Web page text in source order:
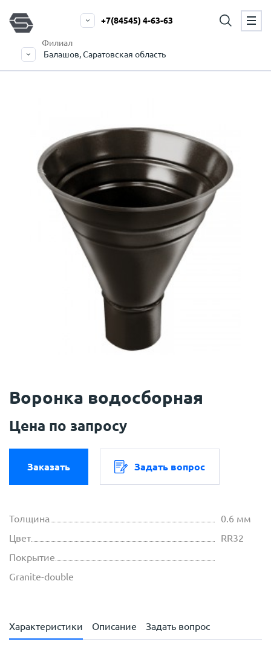
Филиал
Балашов, Саратовская область
+7(84545) 4-63-63
Воронка водосборная
Цена по запросу
Заказать Задать вопрос
Толщина
0.6 мм
Цвет
RR32
Покрытие
Granite-double
Характеристики Описание Задать вопрос